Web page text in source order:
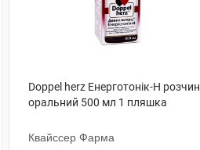
Doppel herz Енерготонік-H розчин
оральний 500 мл 1 пляшка
Квайссер Фарма